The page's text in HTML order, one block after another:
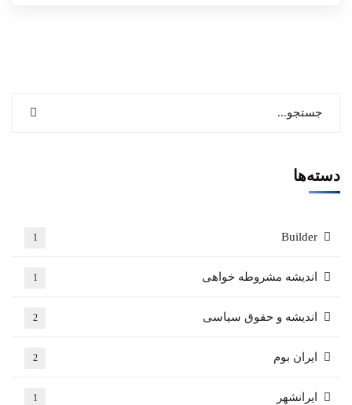
دسته‌ها
Builder
1
اندیشه مشروطه خواهی 1
اندیشه و حقوق سیاسی 2
ایران بوم 2
ایرانشهر 1